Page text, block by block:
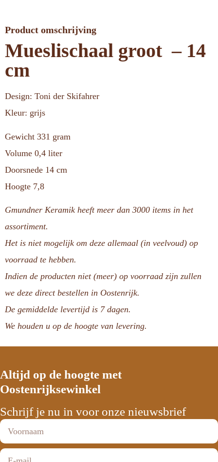
Product omschrijving
Mueslischaal groot – 14
cm
Design: Toni der Skifahrer
Kleur: grijs
Gewicht 331 gram
Volume 0,4 liter
Doorsnede 14 cm
Hoogte 7,8
Gmundner Keramik heeft meer dan 3000 items in het
assortiment.
Het is niet mogelijk om deze allemaal (in veelvoud) op
voorraad te hebben.
Indien de producten niet (meer) op voorraad zijn zullen
we deze direct bestellen in Oostenrijk.
De gemiddelde levertijd is 7 dagen.
We houden u op de hoogte van levering.
Altijd op de hoogte met
Oostenrijksewinkel
Schrijf je nu in voor onze nieuwsbrief